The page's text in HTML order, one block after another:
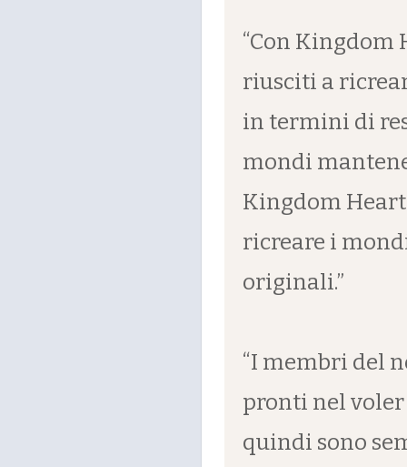
“Con Kingdom
riusciti a
in termini di
mondi
Kingdom
ricreare i
originali.”
“I membri del
pronti nel
quindi sono